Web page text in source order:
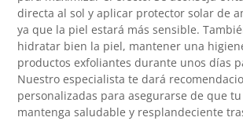
directa al sol y aplicar protector solar de
ya que la piel estará más sensible.
hidratar bien la piel, mantener una
productos exfoliantes durante unos días
Nuestro especialista te dará
personalizadas para asegurarse de que
mantenga saludable y resplandeciente